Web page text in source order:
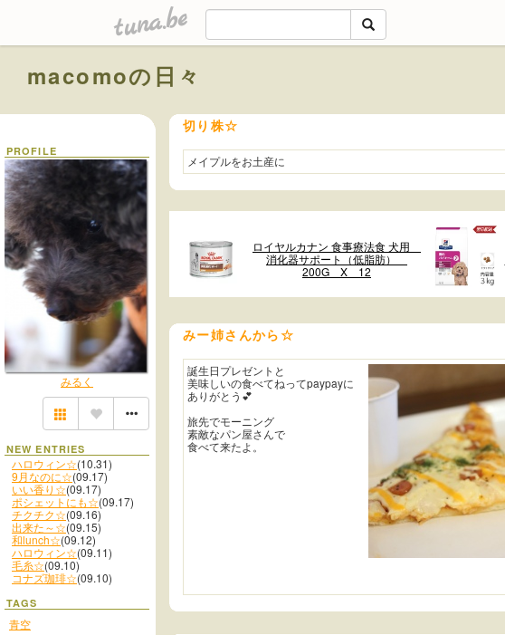
tuna.be
macomoの日々
PROFILE
みるく
NEW ENTRIES
ハロウィン☆(10.31)
9月なのに☆(09.17)
いい香り☆(09.17)
ポシェットにも☆(09.17)
チクチク☆(09.16)
出来た～☆(09.15)
和lunch☆(09.12)
ハロウィン☆(09.11)
毛糸☆(09.10)
コナズ珈琲☆(09.10)
TAGS
青空
切り株☆
メイプルをお土産に
ロイヤルカナン 食事療法食 犬用
消化器サポート（低脂肪）
200G X 12
みー姉さんから☆
誕生日プレゼントと
美味しいの食べてねってpaypayに
ありがとう💕
旅先でモーニング
素敵なパン屋さんで
食べて来たよ。